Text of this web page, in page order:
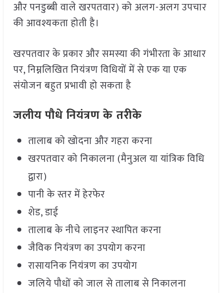
और पनडुब्बी वाले खरपतवार) को अलग-अलग उपचार
की आवश्यकता होती है।
खरपतवार के प्रकार और समस्या की गंभीरता के आधार
पर, निम्नलिखित नियंत्रण विधियों में से एक या एक
संयोजन बहुत प्रभावी हो सकता है
जलीय पौधे नियंत्रण के तरीके
तालाब को खोदना और गहरा करना
खरपतवार को निकालना (मैनुअल या यांत्रिक विधि
द्वारा)
पानी के स्तर में हेरफेर
शेड, डाई
तालाब के नीचे लाइनर स्थापित करना
जैविक नियंत्रण का उपयोग करना
रासायनिक नियंत्रण का उपयोग
जलिये पौधों को जाल से तालाब से निकालना